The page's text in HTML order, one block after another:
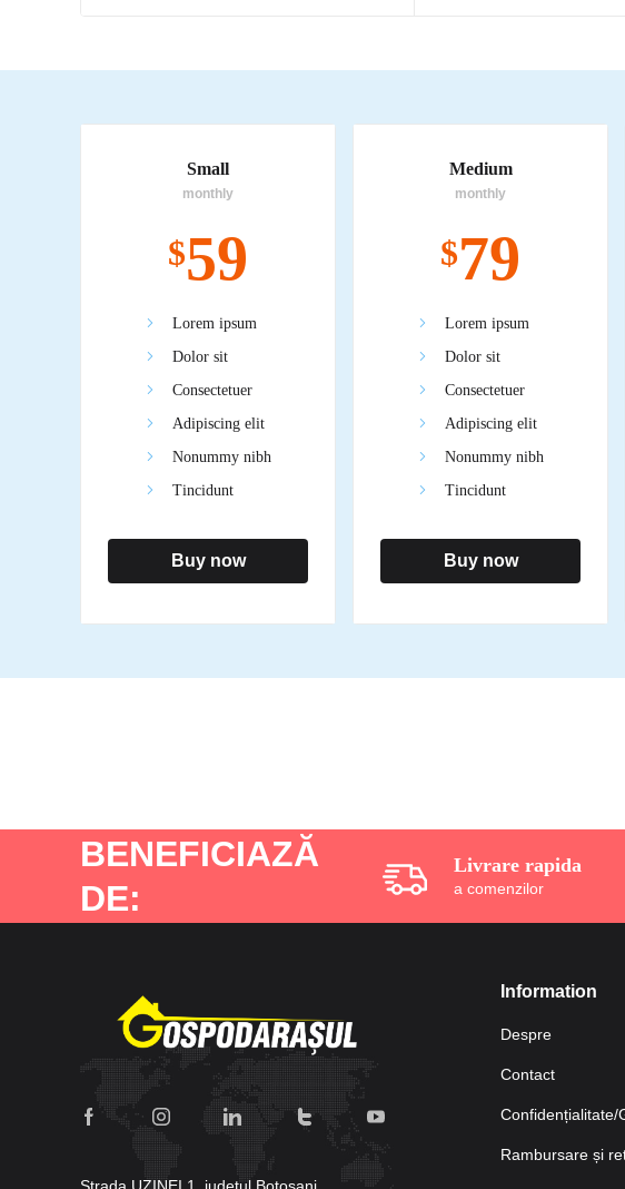
Small
monthly
$59
Lorem ipsum
Dolor sit
Consectetuer
Adipiscing elit
Nonummy nibh
Tincidunt
Buy now
Medium
monthly
$79
Lorem ipsum
Dolor sit
Consectetuer
Adipiscing elit
Nonummy nibh
Tincidunt
Buy now
BENEFICIAZĂ
DE:
Livrare rapida
a comenzilor
Information
Despre
Contact
Confidențialitate/
Rambursare și